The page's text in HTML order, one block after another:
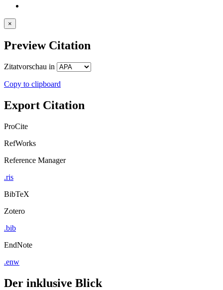
×
Preview Citation
Zitatvorschau in
Copy to clipboard
Export Citation
ProCite
RefWorks
Reference Manager
.ris
BibTeX
Zotero
.bib
EndNote
.enw
Der inklusive Blick